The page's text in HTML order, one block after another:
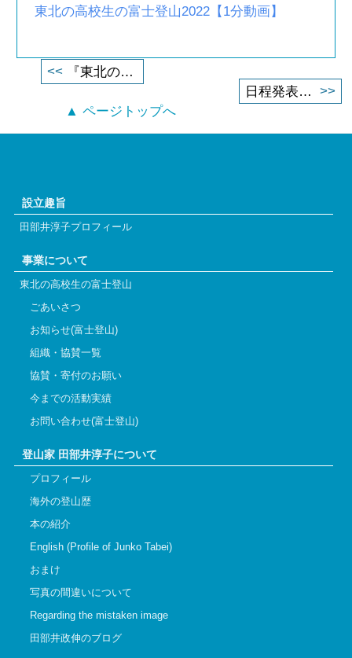
東北の高校生の富士登山2022【1分動画】
<<
『東北の高校生の富士登山2022』実施いたしました。（ご報告とお礼）
日程発表「東北の高校生の富士登山2023」
>>
▲ ページトップへ
設立趣旨
田部井淳子プロフィール
事業について
東北の高校生の富士登山
ごあいさつ
お知らせ(富士登山)
組織・協賛一覧
協賛・寄付のお願い
今までの活動実績
お問い合わせ(富士登山)
登山家 田部井淳子について
プロフィール
海外の登山歴
本の紹介
English (Profile of Junko Tabei)
おまけ
写真の間違いについて
Regarding the mistaken image
田部井政伸のブログ